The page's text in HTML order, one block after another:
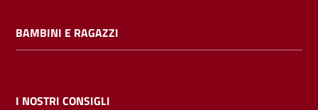
cataloghi
bibliotecario
BAMBINI E RAGAZZI
I NOSTRI CONSIGLI